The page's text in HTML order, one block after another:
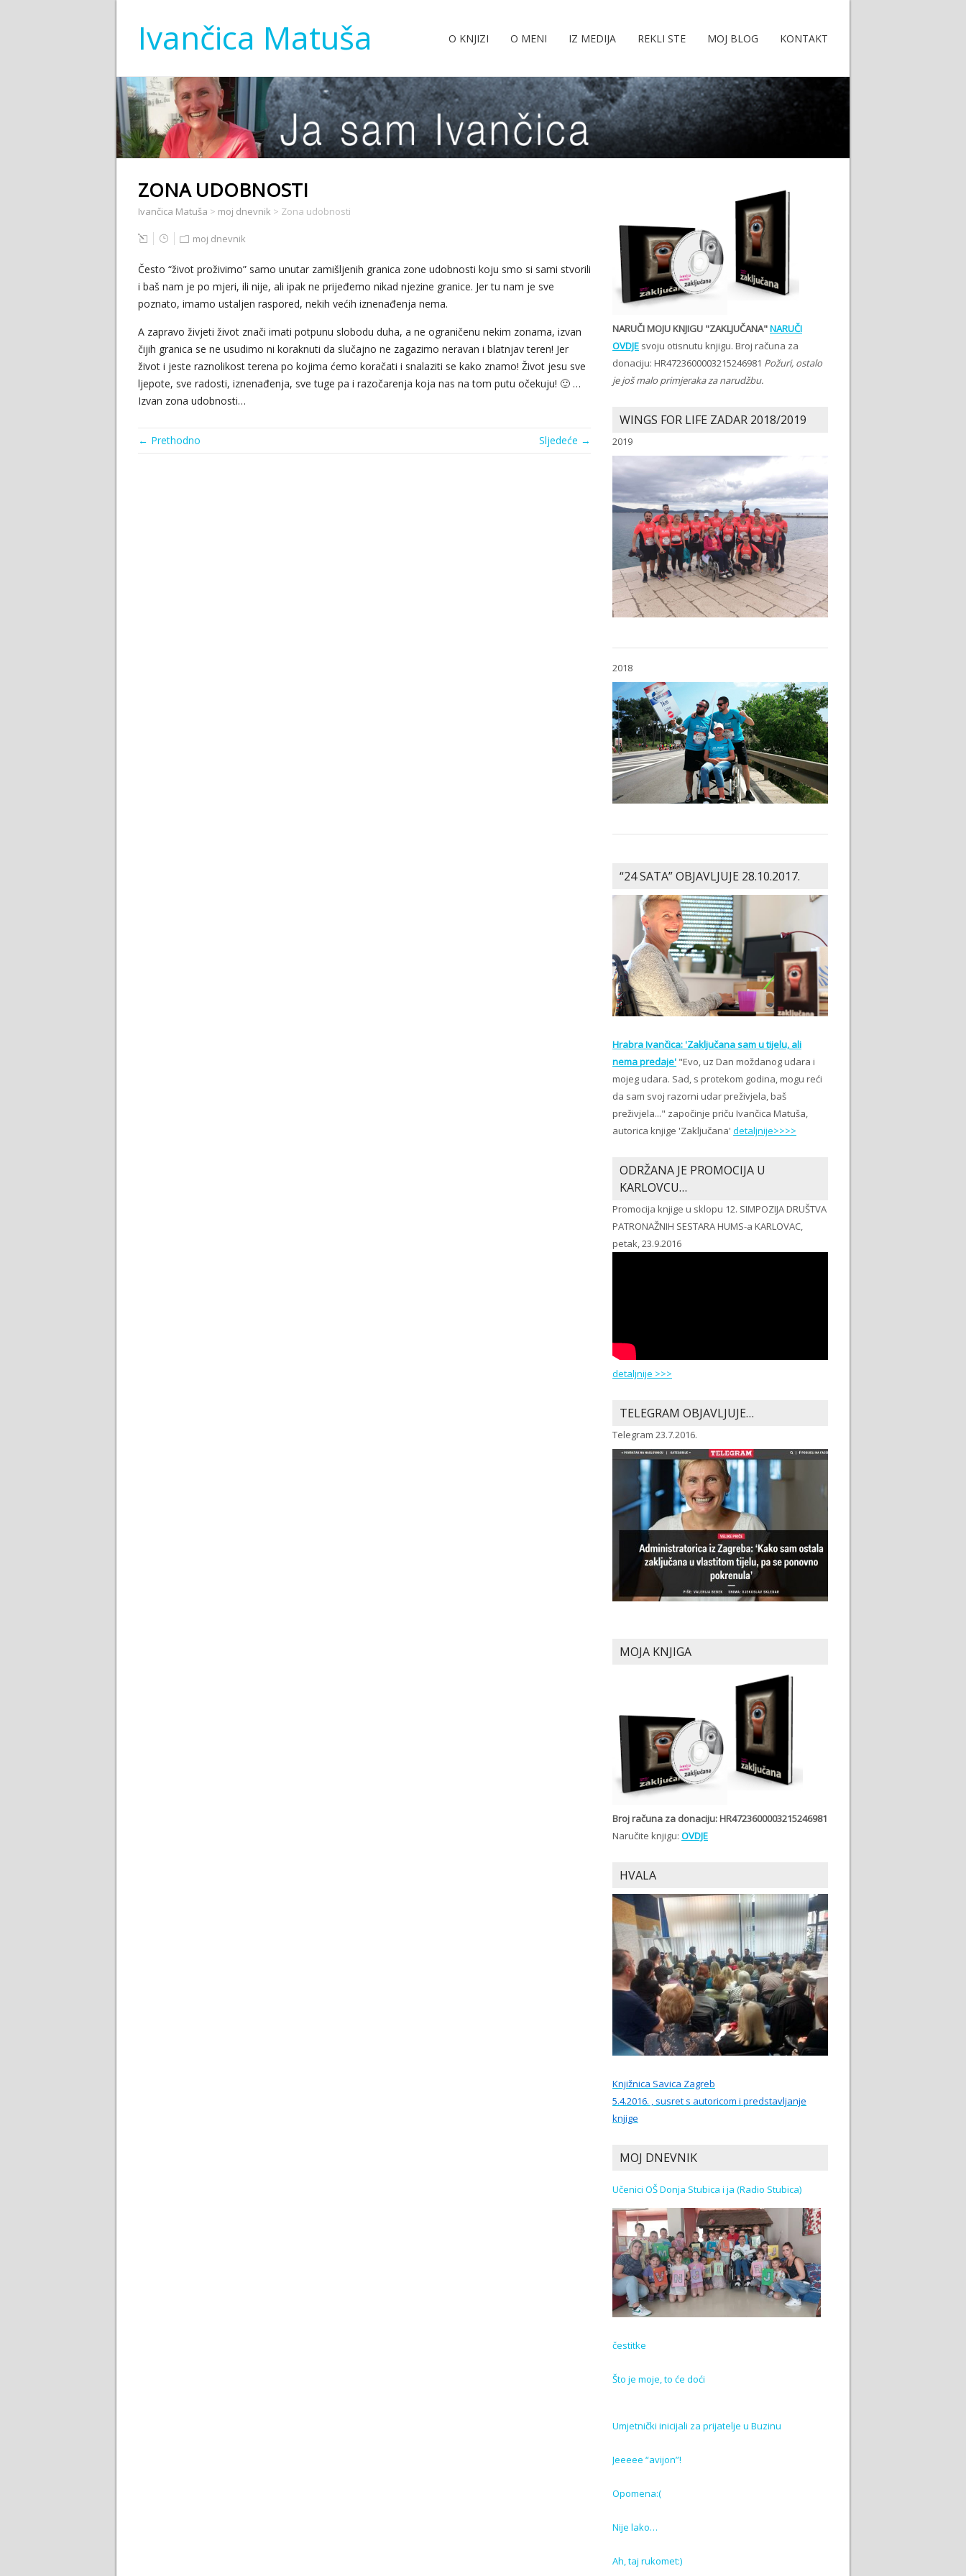
Ivančica Matuša O KNJIZI O MENI IZ MEDIJA REKLI STE MOJ BLOG KONTAKT
ZONA UDOBNOSTI
Ivančica Matuša > moj dnevnik > Zona udobnosti
moj dnevnik
Često “život proživimo” samo unutar zamišljenih granica zone udobnosti koju smo si sami stvorili
i baš nam je po mjeri, ili nije, ali ipak ne prijeđemo nikad njezine granice. Jer tu nam je sve
poznato, imamo ustaljen raspored, nekih većih iznenađenja nema.
A zapravo živjeti život znači imati potpunu slobodu duha, a ne ograničenu nekim zonama, izvan
čijih granica se ne usudimo ni koraknuti da slučajno ne zagazimo neravan i blatnjav teren! Jer
život i jeste raznolikost terena po kojima ćemo koračati i snalaziti se kako znamo! Život jesu sve
ljepote, sve radosti, iznenađenja, sve tuge pa i razočarenja koja nas na tom putu očekuju! 🙂 …
Izvan zona udobnosti…
← Prethodno Sljedeće →
NARUČI MOJU KNJIGU "ZAKLJUČANA"NARUČI
OVDJE svoju otisnutu knjigu. Broj računa za
donaciju: HR4723600003215246981 Požuri, ostalo
je još malo primjeraka za narudžbu.
WINGS FOR LIFE ZADAR 2018/2019
2019
2018
“24 SATA” OBJAVLJUJE 28.10.2017.
Hrabra Ivančica: 'Zaključana sam u tijelu, ali
nema predaje' "Evo, uz Dan moždanog udara i
mojeg udara. Sad, s protekom godina, mogu reći
da sam svoj razorni udar preživjela, baš
preživjela..." započinje priču Ivančica Matuša,
autorica knjige 'Zaključana' detaljnije>>>>
ODRŽANA JE PROMOCIJA U
KARLOVCU…
Promocija knjige u sklopu 12. SIMPOZIJA DRUŠTVA
PATRONAŽNIH SESTARA HUMS-a KARLOVAC,
petak, 23.9.2016
detaljnije >>>
TELEGRAM OBJAVLJUJE…
Telegram 23.7.2016.
MOJA KNJIGA
Broj računa za donaciju: HR4723600003215246981
Naručite knjigu: OVDJE
HVALA
Knjižnica Savica Zagreb
5.4.2016. , susret s autoricom i predstavljanje
knjige
MOJ DNEVNIK
Učenici OŠ Donja Stubica i ja (Radio Stubica)
čestitke
Što je moje, to će doći
Umjetnički inicijali za prijatelje u Buzinu
Jeeeee “avijon”!
Opomena:(
Nije lako…
Ah, taj rukomet:)